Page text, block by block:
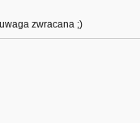
zwracana ;)